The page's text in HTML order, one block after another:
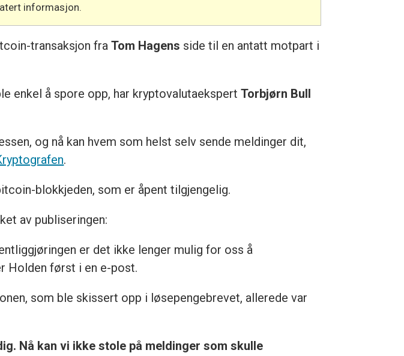
informasjon.
transaksjon fraTom Hagens side til en antatt motpart i
enkel å spore opp, har kryptovalutaekspertTorbjørn Bull
og nå kan hvem som helst selv sende meldinger dit,
.
blokkjeden, som er åpent tilgjengelig.
av publiseringen:
er det ikke lenger mulig for oss å
Holden først i en e-post.
som ble skissert opp i løsepengebrevet, allerede var
Nå kan vi ikke stole på meldinger som skulle